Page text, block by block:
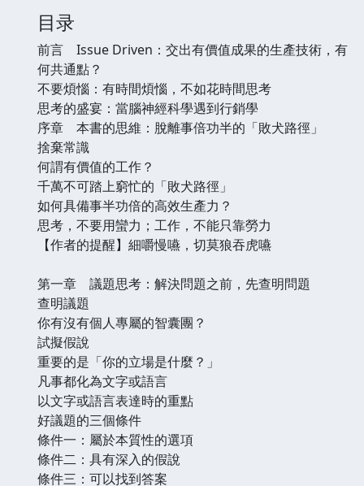
目录
前言 Issue Driven：交出有價值成果的生產技術，有
何共通點？
不要煩惱：有時間煩惱，不如花時間思考
思考的盛宴：當腦神經科學遇到行銷學
序章 本書的思維：脫離事倍功半的「敗犬路徑」
捨棄常識
何謂有價值的工作？
千萬不可踏上窮忙的「敗犬路徑」
如何具備事半功倍的高效生產力？
思考，不要用蠻力；工作，不能只靠勞力
【作者的提醒】細嚼慢嚥，切莫狼吞虎嚥
第一章 議題思考：解決問題之前，先查明問題
查明議題
你有沒有個人專屬的智囊團？
試擬假說
重要的是「你的立場是什麼？」
凡事都化為文字或語言
以文字或語言表達時的重點
好議題的三個條件
條件一：屬於本質性的選項
條件二：具有深入的假說
條件三：可以找到答案